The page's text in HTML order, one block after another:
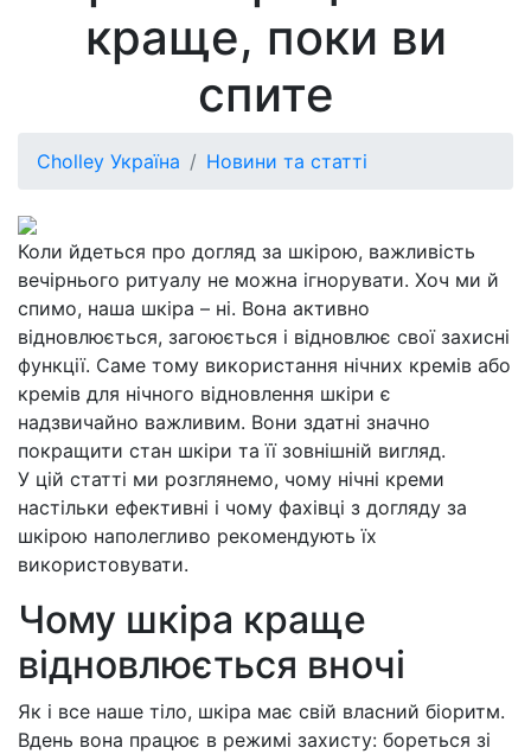
краще, поки ви
спите
Cholley Україна Новини та статті
Коли йдеться про догляд за шкірою, важливість
вечірнього ритуалу не можна ігнорувати. Хоч ми й
спимо, наша шкіра – ні. Вона активно
відновлюється, загоюється і відновлює свої захисні
функції. Саме тому використання нічних кремів або
кремів для нічного відновлення шкіри є
надзвичайно важливим. Вони здатні значно
покращити стан шкіри та її зовнішній вигляд.
У цій статті ми розглянемо, чому нічні креми
настільки ефективні і чому фахівці з догляду за
шкірою наполегливо рекомендують їх
використовувати.
Чому шкіра краще
відновлюється вночі
Як і все наше тіло, шкіра має свій власний біоритм.
Вдень вона працює в режимі захисту: бореться зі